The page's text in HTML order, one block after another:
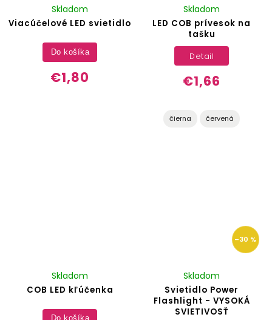
Viacúčelové LED svietidlo
Skladom
€1,80
Do košíka
LED COB prívesok na
tašku
Skladom
€1,66
Detail
čierna červená
COB LED kľúčenka
Skladom
Do košíka
–30 %
Svietidlo Power
Flashlight - VYSOKÁ
SVIETIVOSŤ
Skladom